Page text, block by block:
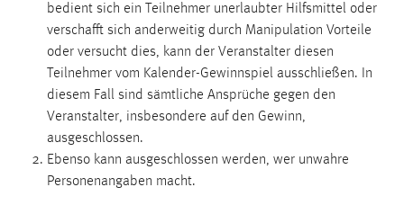
bedient sich ein Teilnehmer unerlaubter Hilfsmittel oder
verschafft sich anderweitig durch Manipulation Vorteile
oder versucht dies, kann der Veranstalter diesen
Teilnehmer vom Kalender-Gewinnspiel ausschließen. In
diesem Fall sind sämtliche Ansprüche gegen den
Veranstalter, insbesondere auf den Gewinn,
ausgeschlossen.
Ebenso kann ausgeschlossen werden, wer unwahre
Personenangaben macht.